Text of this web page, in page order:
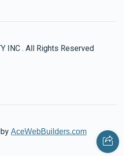
INC . All Rights Reserved
AceWebBuilders.com